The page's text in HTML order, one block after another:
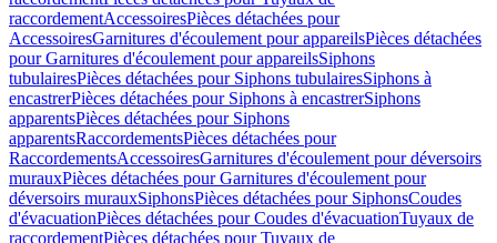
raccordementAccessoiresPièces détachées pour
AccessoiresGarnitures d'écoulement pour appareilsPièces détachées
pour Garnitures d'écoulement pour appareilsSiphons
tubulairesPièces détachées pour Siphons tubulairesSiphons à
encastrerPièces détachées pour Siphons à encastrerSiphons
apparentsPièces détachées pour Siphons
apparentsRaccordementsPièces détachées pour
RaccordementsAccessoiresGarnitures d'écoulement pour déversoirs
murauxPièces détachées pour Garnitures d'écoulement pour
déversoirs murauxSiphonsPièces détachées pour SiphonsCoudes
d'évacuationPièces détachées pour Coudes d'évacuationTuyaux de
raccordementPièces détachées pour Tuyaux de